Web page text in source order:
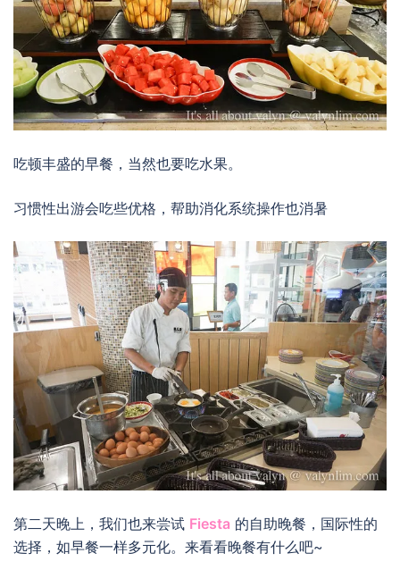
吃顿丰盛的早餐，当然也要吃水果。
习惯性出游会吃些优格，帮助消化系统操作也消暑
第二天晚上，我们也来尝试 Fiesta 的自助晚餐，国际性的
选择，如早餐一样多元化。来看看晚餐有什么吧~